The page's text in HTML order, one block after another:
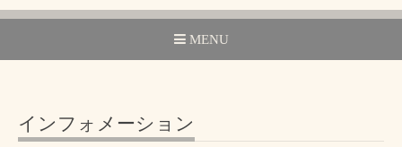
MENU
インフォメーション